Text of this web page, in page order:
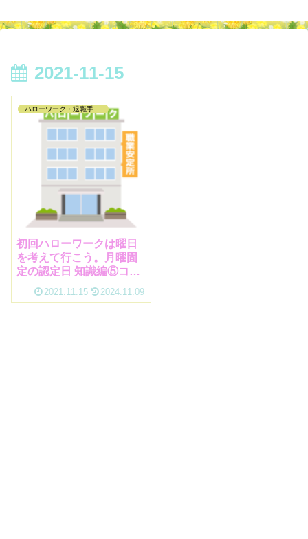
2021-11-15
初回ハローワークは曜日
を考えて行こう。月曜固
定の認定日 知識編⑤コロ
ナ禍は多めにもらえる!?
ってホント？
2021.11.15 2024.11.09